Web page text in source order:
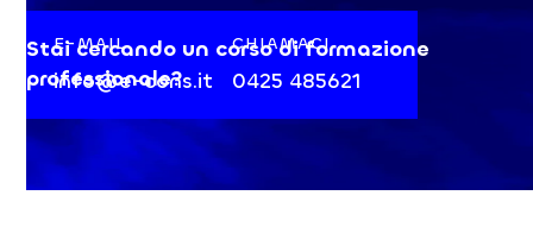
Stai cercando un corso di formazione
professionale?
E-MAIL
info@e-cons.it
CHIAMACI
0425 485621